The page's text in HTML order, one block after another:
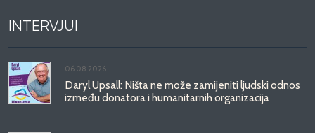
INTERVJUI
06.08.2026.
Daryl Upsall: Ništa ne može zamijeniti ljudski odnos
između donatora i humanitarnih organizacija